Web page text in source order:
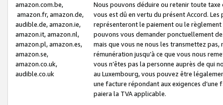
amazon.com.be,
amazon.fr, amazon.de,
audible.de, amazon.ie,
amazon.it, amazon.nl,
amazon.pl, amazon.es,
amazon.se,
amazon.co.uk,
audible.co.uk
Nous pouvons déduire ou retenir toute
vous est dû en vertu du présent Accord.
représenteront le paiement ou le
pouvons vous demander ponctuellement
mais que vous ne nous les transmettez
rémunération jusqu’à ce que vous nous
vous n’êtes pas la personne auprès de qui
au Luxembourg, vous pouvez être
une facture répondant aux exigences
paiera la TVA applicable.